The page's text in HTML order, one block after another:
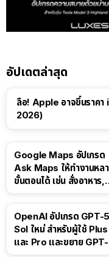
อัปเดตล่าสุด
ลือ! Apple อาจขึ้นราคา
2026)
Google Maps อัปเกรด
Ask Maps ให้ทำงานหล
ขั้นตอนได้ เช่น สั่งอาหาร,
OpenAI อัปเกรด GPT-
Sol ใหม่ สำหรับผู้ใช้ Plus
และ Pro และขยาย